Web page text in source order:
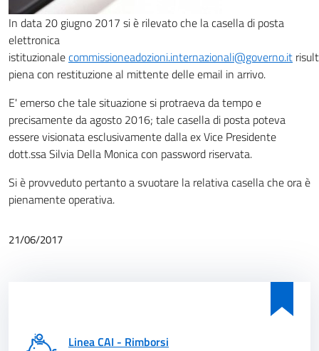
In data 20 giugno 2017 si è rilevato che la casella di posta
elettronica
istituzionalecommissioneadozioni.internazionali@governo.it
piena con restituzione al mittente delle email in arrivo.
E' emerso che tale situazione si protraeva da tempo e
precisamente da agosto 2016; tale casella di posta poteva
essere visionata esclusivamente dalla ex Vice Presidente
dott.ssa Silvia Della Monica con password riservata.
Si è provveduto pertanto a svuotare la relativa casella che ora è
pienamente operativa.
21/06/2017
Linea CAI - Rimborsi